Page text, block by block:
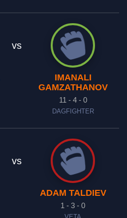
vs
IMANALI
GAMZATHANOV
11 - 4 - 0
DAGFIGHTER
vs
ADAM TALDIEV
1 - 3 - 0